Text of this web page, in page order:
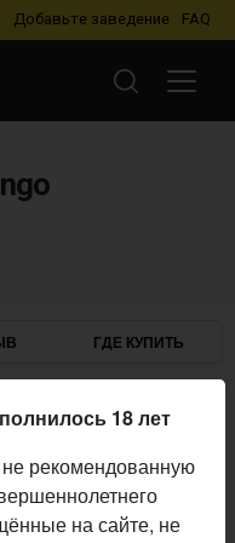
Добавьте заведение FAQ
ГДЕ КУПИТЬ
18 лет
рекомендованную
на сайте, не